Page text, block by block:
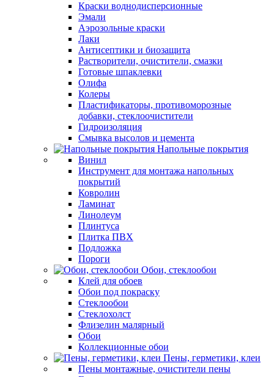
Краски воднодисперсионные
Эмали
Аэрозольные краски
Лаки
Антисептики и биозащита
Растворители, очистители, смазки
Готовые шпаклевки
Олифа
Колеры
Пластификаторы, противоморозные
добавки, стеклоочистители
Гидроизоляция
Смывка высолов и цемента
Напольные покрытия
Винил
Инструмент для монтажа напольных
покрытий
Ковролин
Ламинат
Линолеум
Плинтуса
Плитка ПВХ
Подложка
Пороги
Обои, стеклообои
Клей для обоев
Обои под покраску
Стеклообои
Стеклохолст
Флизелин малярный
Обои
Коллекционные обои
Пены, герметики, клеи
Пены монтажные, очистители пены